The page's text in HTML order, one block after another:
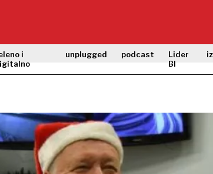
i
unplugged podcast
Lider
BI